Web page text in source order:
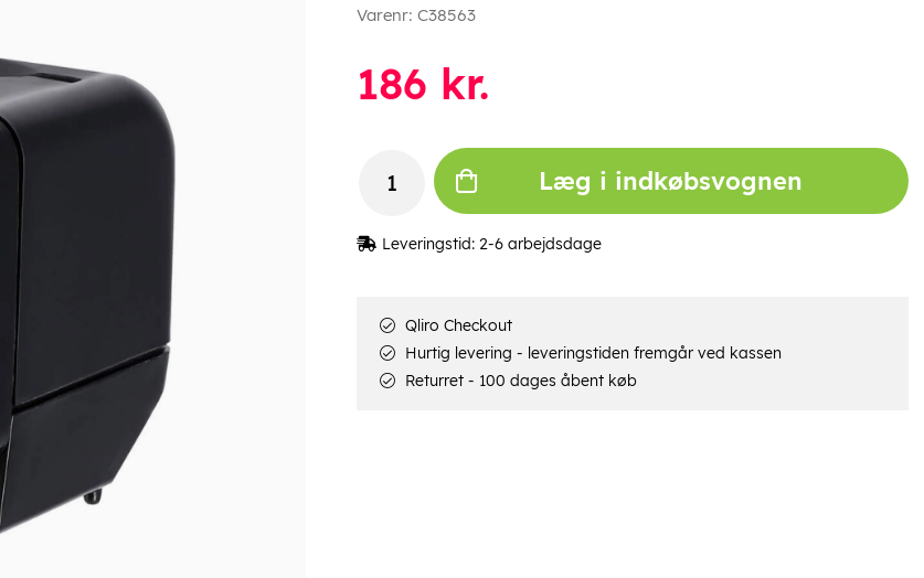
Varenr: C38563
186 kr.
Læg i indkøbsvognen
Leveringstid: 2-6 arbejdsdage
Qliro Checkout
Hurtig levering - leveringstiden fremgår ved kassen
Returret - 100 dages åbent køb